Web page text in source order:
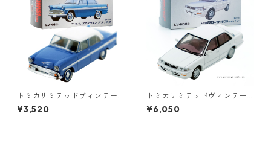
トミカリミテッドヴィンテー
ジ LV-46b プリンス スカイラ
イン デラックス #10212751
¥3,520
トミカリミテッドヴィンテー
ジネオ LV-N08a トヨタ カロ
ーラ 1500SEリミテッド #102
¥6,050